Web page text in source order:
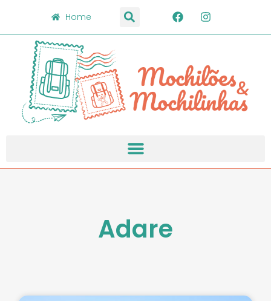
Home
Adare